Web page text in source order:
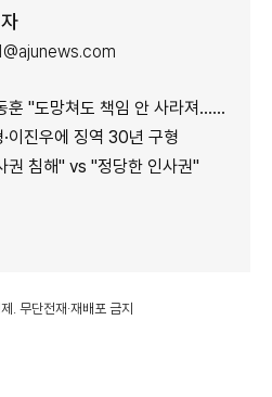
쳐도 책임 안 사라져…지금이라도 막아야"
이진우에 징역 30년 구형
침해" vs "정당한 인사권"
. 무단전재·재배포 금지